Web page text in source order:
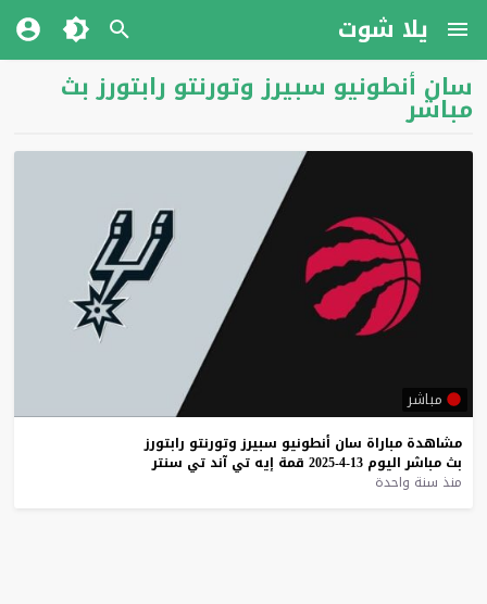
يلا شوت
سان أنطونيو سبيرز وتورنتو رابتورز بث
مباشر
مباشر
مشاهدة مباراة سان أنطونيو سبيرز وتورنتو رابتورز
بث مباشر اليوم 13-4-2025 قمة إيه تي آند تي سنتر
منذ سنة واحدة